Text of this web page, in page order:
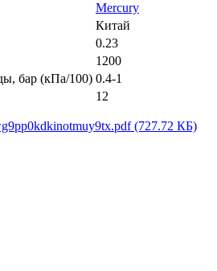
Mercury
Китай
0.23
1200
бар (кПа/100) 0.4-1
12
(727.72 КБ)